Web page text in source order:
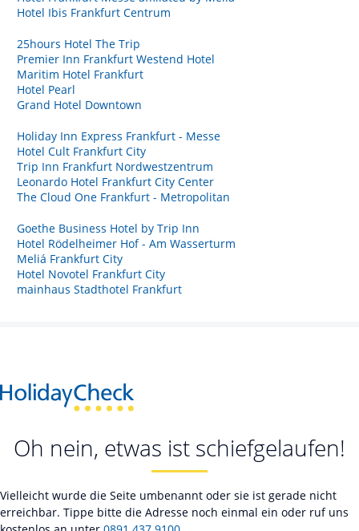
Hotel Ibis Frankfurt Centrum
25hours Hotel The Trip
Premier Inn Frankfurt Westend Hotel
Maritim Hotel Frankfurt
Hotel Pearl
Grand Hotel Downtown
Holiday Inn Express Frankfurt - Messe
Hotel Cult Frankfurt City
Trip Inn Frankfurt Nordwestzentrum
Leonardo Hotel Frankfurt City Center
The Cloud One Frankfurt - Metropolitan
Goethe Business Hotel by Trip Inn
Hotel Rödelheimer Hof - Am Wasserturm
Meliá Frankfurt City
Hotel Novotel Frankfurt City
mainhaus Stadthotel Frankfurt
Oh nein, etwas ist schiefgelaufen!
Vielleicht wurde die Seite umbenannt oder sie ist gerade nicht
erreichbar. Tippe bitte die Adresse noch einmal ein oder ruf uns